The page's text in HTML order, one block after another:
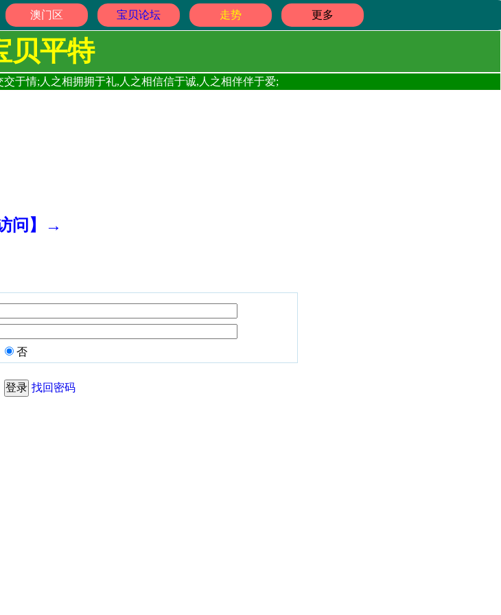
澳门区 宝贝论坛 走势 更多
贝平特
于情;人之相拥拥于礼,人之相信信于诚,人之相伴伴于爱;
问】→
否
找回密码